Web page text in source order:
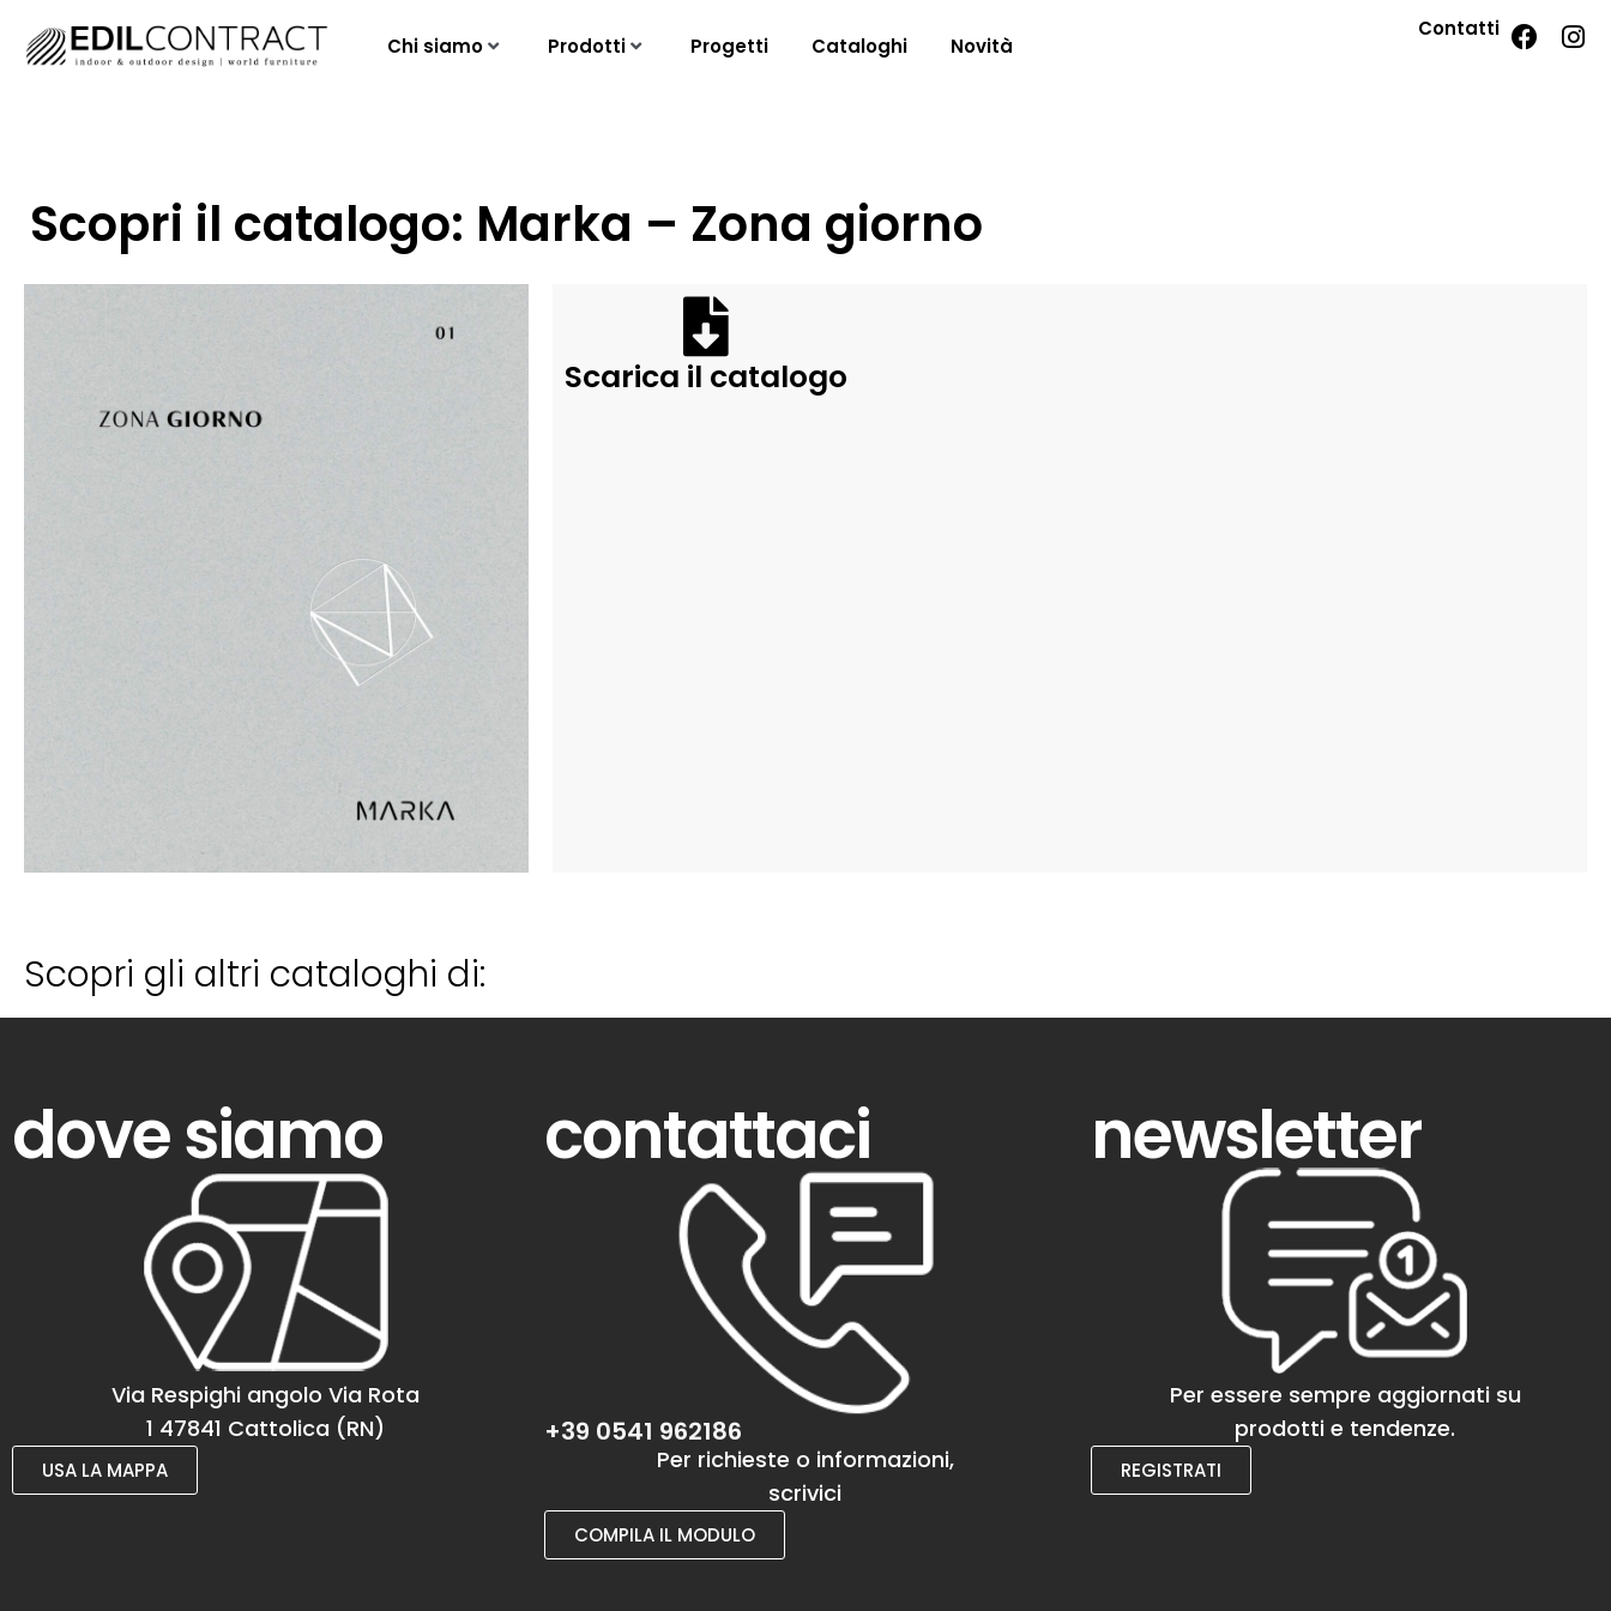
Chi siamo Prodotti Progetti Cataloghi Novità
Contatti
Scopri il catalogo: Marka – Zona giorno
Scarica il catalogo
Scopri gli altri cataloghi di:
dove siamo
Via Respighi angolo Via Rota
1 47841 Cattolica (RN)
USA LA MAPPA
contattaci
+39 0541 962186
Per richieste o informazioni,
scrivici
COMPILA IL MODULO
newsletter
Per essere sempre aggiornati su
prodotti e tendenze.
REGISTRATI